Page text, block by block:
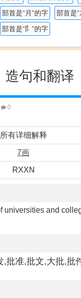
部首是“月”的字 部首是
部首是“阝”的字
造句和翻译
0
所有详细解释
7画
RXXN
universities and
批准,批文,大批,